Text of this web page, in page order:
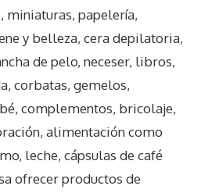
miniaturas, papelería,
y belleza, cera depilatoria,
de pelo, neceser, libros,
corbatas, gemelos,
complementos, bricolaje,
alimentación como
leche, cápsulas de café
ofrecer productos de